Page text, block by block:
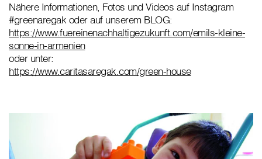
Nähere Informationen, Fotos und Videos auf Instagram
#greenaregak oder auf unserem BLOG:
https://www.fuereinenachhaltigezukunft.com/emils-kleine-
sonne-in-armenien
oder unter:
https://www.caritasaregak.com/green-house